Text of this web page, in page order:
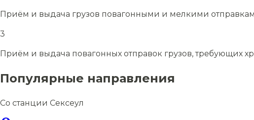
Приём и выдача грузов повагонными и мелкими
3
Приём и выдача повагонных отправок грузов, требующих
Популярные направления
Со станции Сексеул